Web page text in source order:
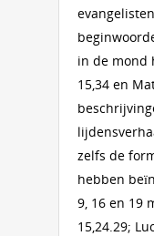
in de mond
15,34 en
zelfs de
hebben
9, 16 en 19
15,24.29;